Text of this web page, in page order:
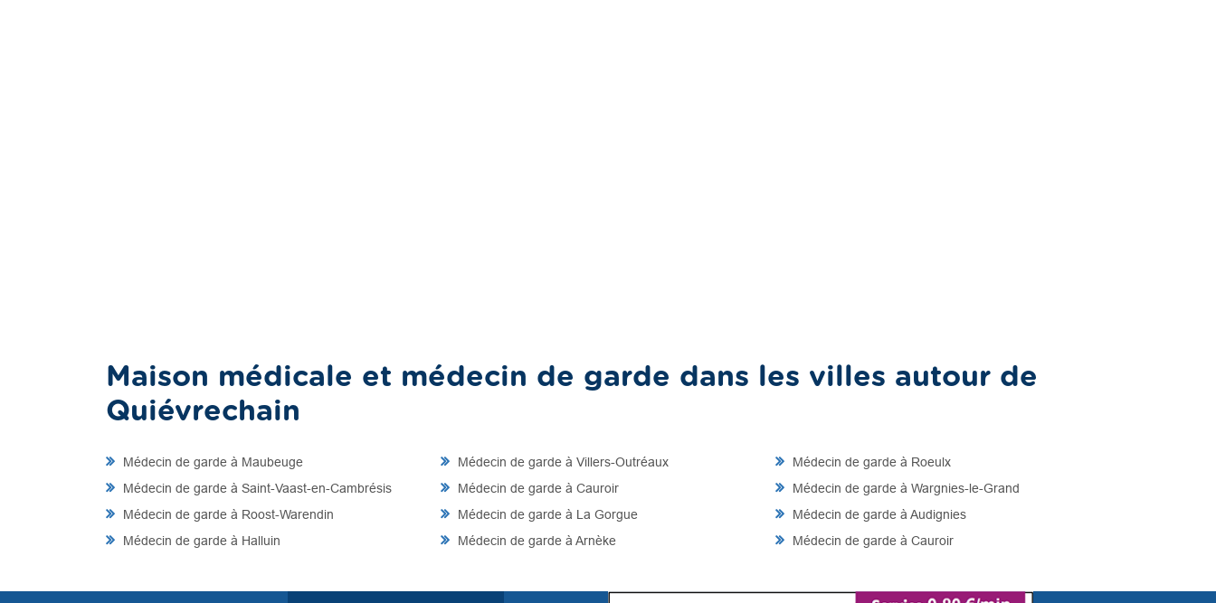
Maison médicale et médecin de garde dans les villes autour de
Quiévrechain
Médecin de garde à Maubeuge
Médecin de garde à Saint-Vaast-en-Cambrésis
Médecin de garde à Roost-Warendin
Médecin de garde à Halluin
Médecin de garde à Villers-Outréaux
Médecin de garde à Cauroir
Médecin de garde à La Gorgue
Médecin de garde à Arnèke
Médecin de garde à Roeulx
Médecin de garde à Wargnies-le-Grand
Médecin de garde à Audignies
Médecin de garde à Cauroir